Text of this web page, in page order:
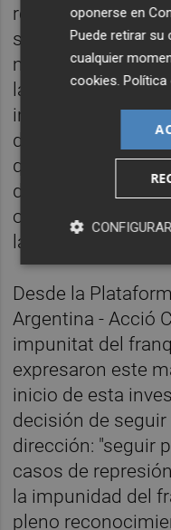
representa un
situación de
mantiene el
la falta de
internacionales
dictadura
que tan
diferentes
otras, el Consejo
las Naciones
Desde la
Argentina - Acció
impunitat del
expresaron este
inicio de esta
decisión de
dirección: "seguir
casos de
la impunidad del
pleno
oponerse en
Puede retirar su
cualquier
cookies .Política
CONFIGURAR